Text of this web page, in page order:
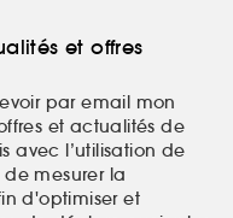
et offres
par email mon
et actualités de
avec l’utilisation de
mesurer la
d'optimiser et